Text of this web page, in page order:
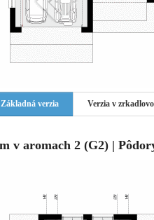
Základná verzia Verzia v
v aromach 2 (G2) |